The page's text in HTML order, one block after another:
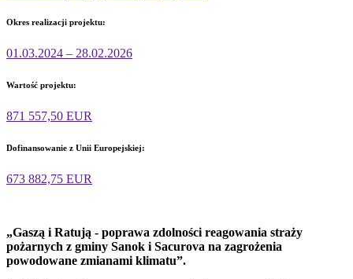
Okres realizacji projektu:
01.03.2024 – 28.02.2026
Wartość projektu:
871 557,50 EUR
Dofinansowanie z Unii Europejskiej:
673 882,75 EUR
„Gaszą i Ratują - poprawa zdolności reagowania straży
pożarnych z gminy Sanok i Sacurova na zagrożenia
powodowane zmianami klimatu”.